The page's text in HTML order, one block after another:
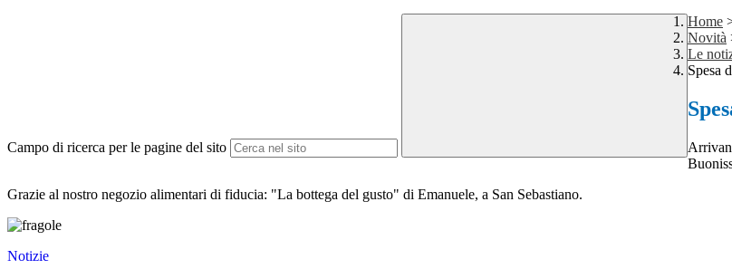
Campo di ricerca per le pagine del sito
Home
Novità
Le
Spesa
Grazie al nostro negozio alimentari di fiducia: "La bottega del gusto" di Emanuele, a San Sebastiano.
Notizie